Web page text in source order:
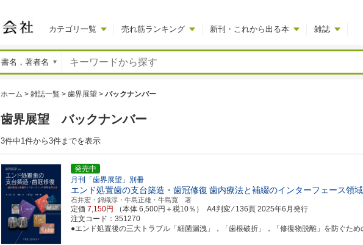
カテゴリ一覧 売れ筋ランキング 新刊・これから出る本 雑誌
ホーム > 雑誌一覧 > 歯界展望 > バックナンバー
歯界展望 バックナンバー
3件中1件から3件までを表示
発売中
月刊「歯界展望」別冊
エンド処置歯の支台築造・歯冠修復 歯内療法と補綴のインターフェース領
石井宏・錦織淳・牛島正雄・牛島寛 著
定価 7,150円 （本体 6,500円＋税10％） A4判変 ⁄ 136頁 2025年6月発行
注文コード：351270
●エンド処置後の三大トラブル「細菌漏洩」，「歯根破折」，「修復物脱離」を防ぐた